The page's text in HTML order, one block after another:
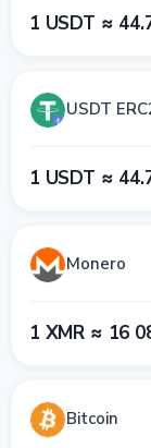
1 USDT ≈
USDT
1 USDT ≈
Monero
1 XMR ≈ 16
Bitcoin